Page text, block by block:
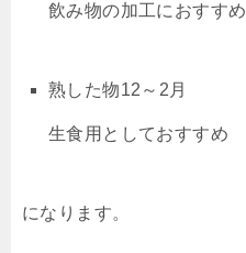
飲み物の加工におすすめ
熟した物12～2月
生食用としておすすめ
になります。